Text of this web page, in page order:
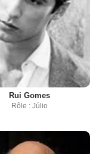
Rui Gomes
Rôle : Júlio